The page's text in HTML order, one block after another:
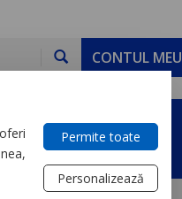
CONTUL MEU
CONTACTPermite toate
Personalizează